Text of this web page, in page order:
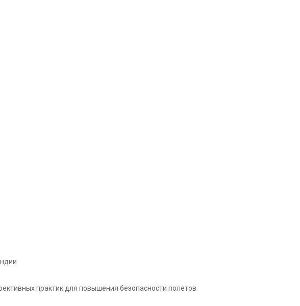
практик для повышения безопасности полетов